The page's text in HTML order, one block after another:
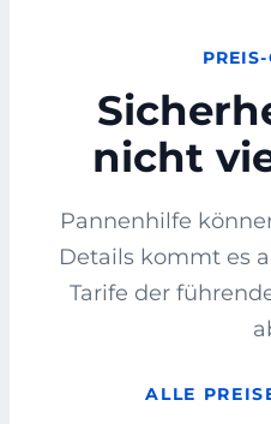
nicht
Pannenhilfe
Details kommt es
Tarife der
ALLE